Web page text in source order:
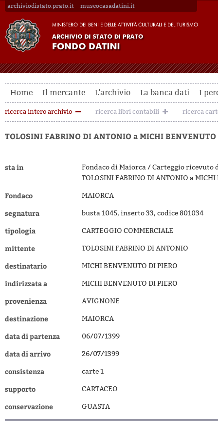
archiviodistato.prato.it museocasadatini.it
Home Il mercante L'archivio La banca dati I
ricerca intero archivio ricerca libri contabili ricerca
TOLOSINI FABRINO DI ANTONIO a MICHI BENVENUTO
sta in
Fondaco di Maiorca / Carteggio ricevuto
TOLOSINI FABRINO DI ANTONIO a MICHI
Fondaco MAIORCA
segnatura busta 1045, inserto 33, codice 801034
tipologia CARTEGGIO COMMERCIALE
mittente TOLOSINI FABRINO DI ANTONIO
destinatario MICHI BENVENUTO DI PIERO
indirizzata a MICHI BENVENUTO DI PIERO
provenienza AVIGNONE
destinazione MAIORCA
data di partenza 06/07/1399
data di arrivo 26/07/1399
consistenza carte 1
supporto CARTACEO
conservazione GUASTA